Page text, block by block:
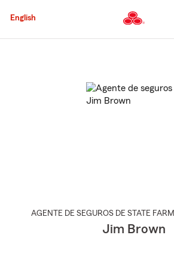
al
principal
English
AGENTE DE SEGUROS DE STATE FARM
Jim Brown